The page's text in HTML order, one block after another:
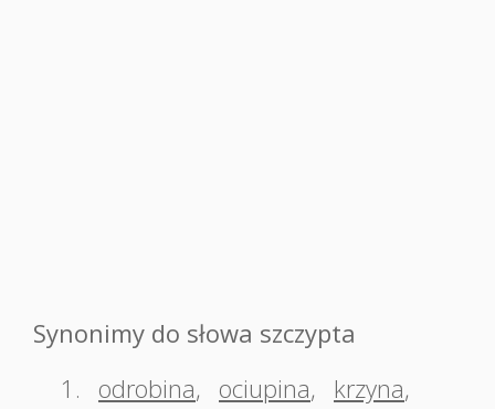
Synonimy do słowa szczypta
1.
odrobina, ociupina, krzyna,